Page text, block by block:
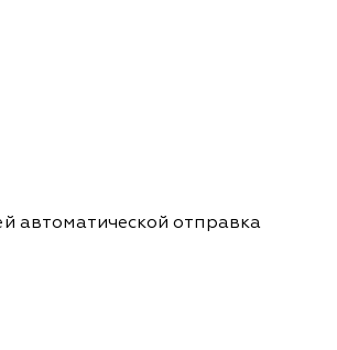
автоматической отправка